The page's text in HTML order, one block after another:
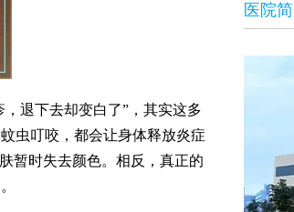
退下去却变白了”，其实这多
虫叮咬，都会让身体释放炎症
暂时失去颜色。相反，真正的
医院